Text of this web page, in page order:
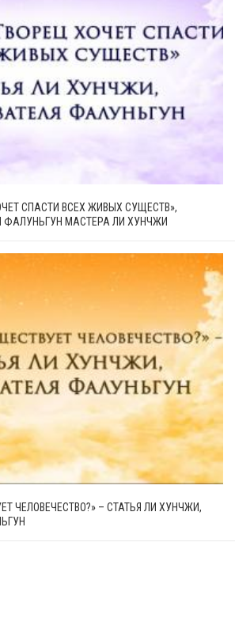
СПАСТИ ВСЕХ ЖИВЫХ СУЩЕСТВ»,
ФАЛУНЬГУН МАСТЕРА ЛИ ХУНЧЖИ
ЧЕЛОВЕЧЕСТВО?» – СТАТЬЯ ЛИ ХУНЧЖИ,